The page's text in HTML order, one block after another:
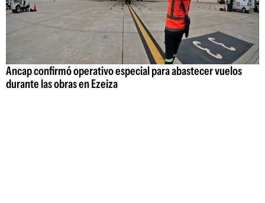
Ancap confirmó operativo especial para abastecer vuelos
durante las obras en Ezeiza